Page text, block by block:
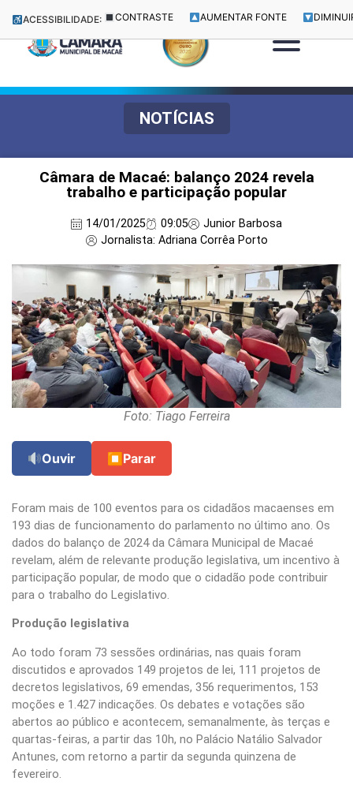
ACESSIBILIDADE: CONTRASTE AUMENTAR FONTE
NOTÍCIAS
Câmara de Macaé: balanço 2024 revela
trabalho e participação popular
14/01/2025 09:05
Junior Barbosa
Jornalista: Adriana Corrêa Porto
Foto: Tiago Ferreira
Ouvir ⏹ Parar
Foram mais de 100 eventos para os cidadãos macaenses em
193 dias de funcionamento do parlamento no último ano. Os
dados do balanço de 2024 da Câmara Municipal de Macaé
revelam, além de relevante produção legislativa, um incentivo à
participação popular, de modo que o cidadão pode contribuir
para o trabalho do Legislativo.
Produção legislativa
Ao todo foram 73 sessões ordinárias, nas quais foram
discutidos e aprovados 149 projetos de lei, 111 projetos de
decretos legislativos, 69 emendas, 356 requerimentos, 153
moções e 1.427 indicações. Os debates e votações são
abertos ao público e acontecem, semanalmente, às terças e
quartas-feiras, a partir das 10h, no Palácio Natálio Salvador
Antunes, com retorno a partir da segunda quinzena de
fevereiro.